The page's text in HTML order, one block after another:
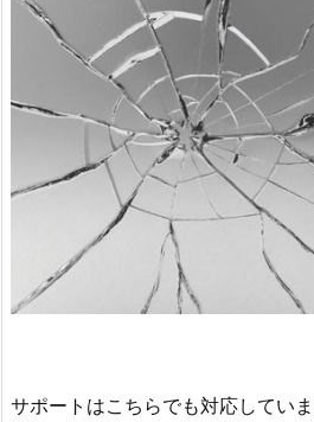
サポートはこちらでも対応していま